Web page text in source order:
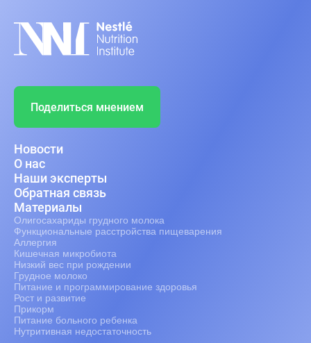
Поделиться мнением
Новости
О нас
Наши эксперты
Обратная связь
Материалы
Олигосахариды грудного молока
Функциональные расстройства пищеварения
Аллергия
Кишечная микробиота
Низкий вес при рождении
Грудное молоко
Питание и программирование здоровья
Рост и развитие
Прикорм
Питание больного ребенка
Нутритивная недостаточность